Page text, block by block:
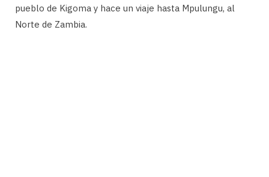
pueblo de Kigoma y hace un viaje hasta Mpulungu, al
Norte de Zambia.